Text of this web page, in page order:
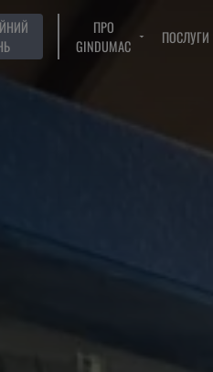
ПРО
GINDUMAC
ПОСЛУГИ